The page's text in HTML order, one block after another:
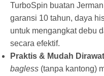
TurboSpin buatan
garansi 10 tahun, daya
untuk mengangkat debu
secara efektif.
Praktis & Mudah
bagless (tanpa kantong)